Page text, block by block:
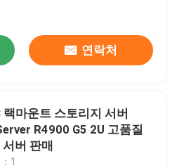
연락처
랙마운트 스토리지 서버
R4900 G5 2U 고품질
서버 판매
1